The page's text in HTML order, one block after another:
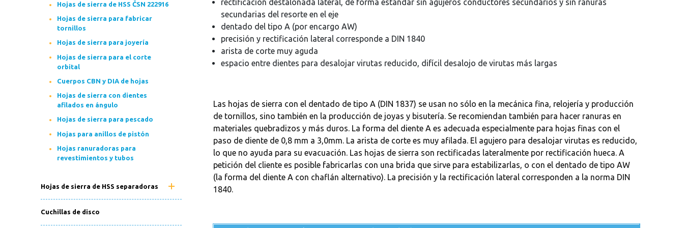
Hojas de sierra de HSS ČSN 222916
Hojas de sierra para fabricar
tornillos
Hojas de sierra para joyería
Hojas de sierra para el corte
orbital
Cuerpos CBN y DIA de hojas
Hojas de sierra con dientes
afilados en ángulo
Hojas de sierra para pescado
Hojas para anillos de pistón
Hojas ranuradoras para
revestimientos y tubos
Hojas de sierra de HSS separadoras
Cuchillas de disco
rectificación destalonada lateral, de forma estándar sin agujeros conductores secundarios y sin ranuras
secundarias del resorte en el eje
dentado del tipo A (por encargo AW)
precisión y rectificación lateral corresponde a DIN 1840
arista de corte muy aguda
espacio entre dientes para desalojar virutas reducido, difícil desalojo de virutas más largas
Las hojas de sierra con el dentado de tipo A (DIN 1837) se usan no sólo en la mecánica fina, relojería y producción
de tornillos, sino también en la producción de joyas y bisutería. Se recomiendan también para hacer ranuras en
materiales quebradizos y más duros. La forma del diente A es adecuada especialmente para hojas finas con el
paso de diente de 0,8 mm a 3,0mm. La arista de corte es muy afilada. El agujero para desalojar virutas es reducido,
lo que no ayuda para su evacuación. Las hojas de sierra son rectificadas lateralmente por rectificación hueca. A
petición del cliente es posible fabricarlas con una brida que sirve para estabilizarlas, o con el dentado de tipo AW
(la forma del diente A con chaflán alternativo). La precisión y la rectificación lateral corresponden a la norma DIN
1840.